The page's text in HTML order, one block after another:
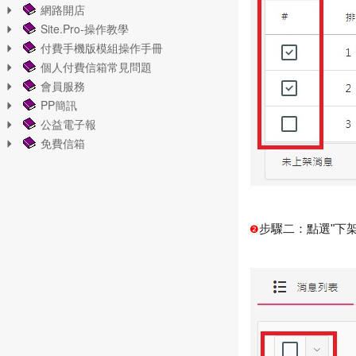
網路開店
Site.Pro-操作教學
付費手機版模組操作手冊
個人付費信箱常見問題
會員服務
PP簡訊
公益電子報
免費信箱
❷步驟二：點選"下